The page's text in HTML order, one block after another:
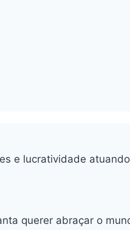
e lucratividade
querer abraçar o